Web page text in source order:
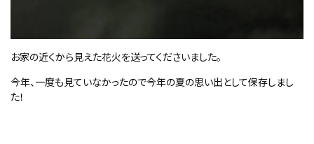
お家の近くから見えた花火を送ってくださいました。
今年、一度も見ていなかったので今年の夏の思い出として保存しまし
た！